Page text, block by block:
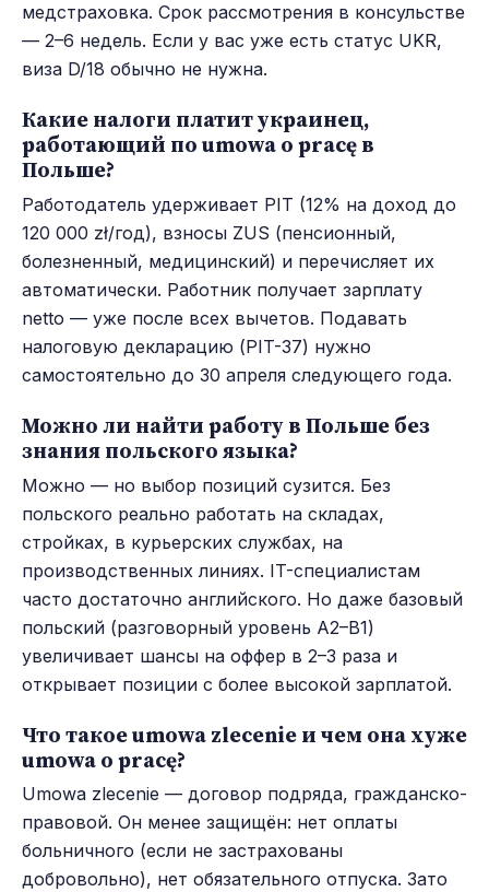
медстраховка. Срок рассмотрения в консульстве
— 2–6 недель. Если у вас уже есть статус UKR,
виза D/18 обычно не нужна.
Какие налоги платит украинец,
работающий по umowa o pracę в
Польше?
Работодатель удерживает PIT (12% на доход до
120 000 zł/год), взносы ZUS (пенсионный,
болезненный, медицинский) и перечисляет их
автоматически. Работник получает зарплату
netto — уже после всех вычетов. Подавать
налоговую декларацию (PIT-37) нужно
самостоятельно до 30 апреля следующего года.
Можно ли найти работу в Польше без
знания польского языка?
Можно — но выбор позиций сузится. Без
польского реально работать на складах,
стройках, в курьерских службах, на
производственных линиях. IT-специалистам
часто достаточно английского. Но даже базовый
польский (разговорный уровень A2–B1)
увеличивает шансы на оффер в 2–3 раза и
открывает позиции с более высокой зарплатой.
Что такое umowa zlecenie и чем она хуже
umowa o pracę?
Umowa zlecenie — договор подряда, гражданско-
правовой. Он менее защищён: нет оплаты
больничного (если не застрахованы
добровольно), нет обязательного отпуска. Зато